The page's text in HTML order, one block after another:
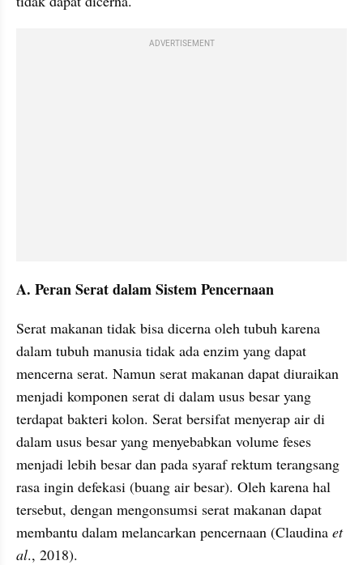
ADVERTISEMENT
A. Peran Serat dalam Sistem Pencernaan
Serat makanan tidak bisa dicerna oleh tubuh karena
dalam tubuh manusia tidak ada enzim yang dapat
mencerna serat. Namun serat makanan dapat diuraikan
menjadi komponen serat di dalam usus besar yang
terdapat bakteri kolon. Serat bersifat menyerap air di
dalam usus besar yang menyebabkan volume feses
menjadi lebih besar dan pada syaraf rektum terangsang
rasa ingin defekasi (buang air besar). Oleh karena hal
tersebut, dengan mengonsumsi serat makanan dapat
membantu dalam melancarkan pencernaan (Claudina et
al., 2018).